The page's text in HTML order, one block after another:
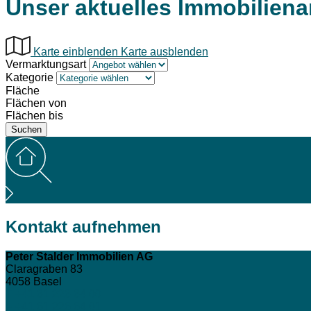
Unser aktuelles
Karte einblenden Karte ausblenden
Vermarktungsart
Kategorie
Fläche
Flächen von
Flächen bis
Kontakt aufnehmen
Peter Stalder Immobilien AG
Claragraben 83
4058 Basel